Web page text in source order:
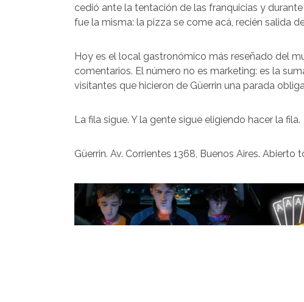
cedió ante la tentación de las franquicias y
fue la misma: la pizza se come acá, recién salida
Hoy es el local gastronómico más reseñado del
comentarios. El número no es marketing: es la
visitantes que hicieron de Güerrin una parada
La fila sigue. Y la gente sigue eligiendo hacer la fila.
Güerrin. Av. Corrientes 1368, Buenos Aires. Abierto